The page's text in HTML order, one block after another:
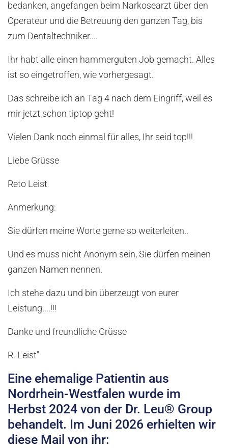
bedanken, angefangen beim Narkosearzt über den
Operateur und die Betreuung den ganzen Tag, bis
zum Dentaltechniker....
Ihr habt alle einen hammerguten Job gemacht. Alles
ist so eingetroffen, wie vorhergesagt.
Das schreibe ich an Tag 4 nach dem Eingriff, weil es
mir jetzt schon tiptop geht!
Vielen Dank noch einmal für alles, Ihr seid top!!!
Liebe Grüsse
Reto Leist
Anmerkung:
Sie dürfen meine Worte gerne so weiterleiten..
Und es muss nicht Anonym sein, Sie dürfen meinen
ganzen Namen nennen.
Ich stehe dazu und bin überzeugt von eurer
Leistung....!!!
Danke und freundliche Grüsse
R. Leist"
Eine ehemalige Patientin aus
Nordrhein-Westfalen wurde im
Herbst 2024 von der Dr. Leu® Group
behandelt. Im Juni 2026 erhielten wir
diese Mail von ihr: